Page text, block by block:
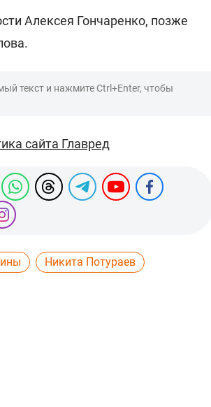
Алексея Гончаренко, позже
текст и нажмите Ctrl+Enter, чтобы
сайта Главред
Никита Потураев